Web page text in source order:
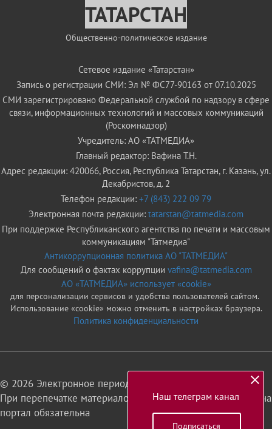
ТАТАРСТАН
Общественно-политическое издание
Сетевое издание «Татарстан»
Запись о регистрации СМИ: Эл № ФС77-90163 от 07.10.2025
СМИ зарегистрировано Федеральной службой по надзору в сфере
связи, информационных технологий и массовых коммуникаций
(Роскомнадзор)
Учредитель: АО «ТАТМЕДИА»
Главный редактор: Вафина Т.Н.
Адрес редакции: 420066, Россия, Республика Татарстан, г. Казань, ул.
Декабристов, д. 2
Телефон редакции: +7 (843) 222 09 79
Электронная почта редакции: tatarstan@tatmedia.com
При поддержке Республиканского агентства по печати и массовым
коммуникациям "Татмедиа"
Антикоррупционная политика АО "ТАТМЕДИА"
Для сообщений о фактах коррупции vafina@tatmedia.com
АО «ТАТМЕДИА» использует «cookie»
для персонализации сервисов и удобства пользователей сайтом.
Использование «cookie» можно отменить в настройках браузера.
Политика конфиденциальности
© 2026 Электронное периодическое издание «Татарстан»
При перепечатке материалов или их фрагментов ссылка на
портал обязательна
Наш телеграм канал
Подписаться